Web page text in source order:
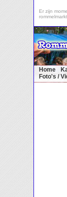
Er zijn
Home
Foto's /